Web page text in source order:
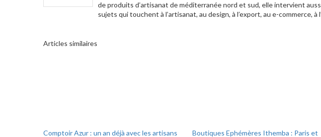
de produits d’artisanat de méditerranée nord et sud, elle intervient
sujets qui touchent à l’artisanat, au design, à l’export, au e-commerce, à
Articles similaires
Comptoir Azur : un an déjà avec les artisans Boutiques Ephémères Ithemba : Paris et